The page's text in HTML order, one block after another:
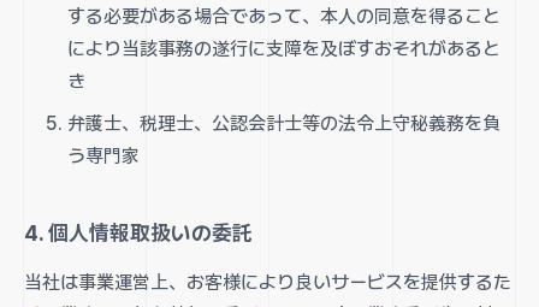
する必要がある場合であって、本人の同意を得ること
により当該事務の遂行に支障を及ぼすおそれがあると
き
弁護士、税理士、公認会計士等の法令上守秘義務を負
う専門家
4. 個人情報取扱いの委託
当社は事業運営上、お客様により良いサービスを提供するた